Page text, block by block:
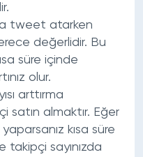
tweet atarken
değerlidir. Bu
süre içinde
olur.
arttırma
satın almaktır. Eğer
kısa süre
sayınızda